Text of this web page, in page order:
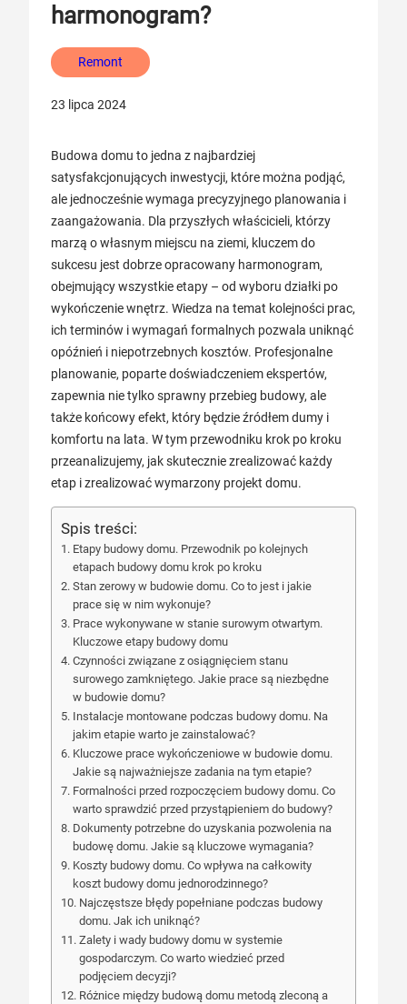
harmonogram?
Remont
23 lipca 2024
Budowa domu to jedna z najbardziej
satysfakcjonujących inwestycji, które można podjąć,
ale jednocześnie wymaga precyzyjnego planowania i
zaangażowania. Dla przyszłych właścicieli, którzy
marzą o własnym miejscu na ziemi, kluczem do
sukcesu jest dobrze opracowany harmonogram,
obejmujący wszystkie etapy – od wyboru działki po
wykończenie wnętrz. Wiedza na temat kolejności prac,
ich terminów i wymagań formalnych pozwala uniknąć
opóźnień i niepotrzebnych kosztów. Profesjonalne
planowanie, poparte doświadczeniem ekspertów,
zapewnia nie tylko sprawny przebieg budowy, ale
także końcowy efekt, który będzie źródłem dumy i
komfortu na lata. W tym przewodniku krok po kroku
przeanalizujemy, jak skutecznie zrealizować każdy
etap i zrealizować wymarzony projekt domu.
Spis treści:
Etapy budowy domu. Przewodnik po kolejnych
etapach budowy domu krok po kroku
Stan zerowy w budowie domu. Co to jest i jakie
prace się w nim wykonuje?
Prace wykonywane w stanie surowym otwartym.
Kluczowe etapy budowy domu
Czynności związane z osiągnięciem stanu
surowego zamkniętego. Jakie prace są niezbędne
w budowie domu?
Instalacje montowane podczas budowy domu. Na
jakim etapie warto je zainstalować?
Kluczowe prace wykończeniowe w budowie domu.
Jakie są najważniejsze zadania na tym etapie?
Formalności przed rozpoczęciem budowy domu. Co
warto sprawdzić przed przystąpieniem do budowy?
Dokumenty potrzebne do uzyskania pozwolenia na
budowę domu. Jakie są kluczowe wymagania?
Koszty budowy domu. Co wpływa na całkowity
koszt budowy domu jednorodzinnego?
Najczęstsze błędy popełniane podczas budowy
domu. Jak ich uniknąć?
Zalety i wady budowy domu w systemie
gospodarczym. Co warto wiedzieć przed
podjęciem decyzji?
Różnice między budową domu metodą zleconą a